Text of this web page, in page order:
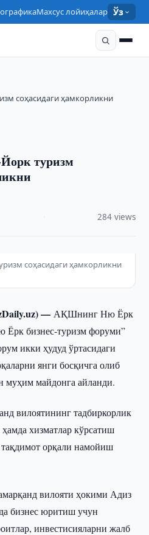
Махсус лойиҳалар Ўз
соҳасидаги ҳамкорликни
туризм
284 views
соҳасидаги ҳамкорликни
—АҚШнинг Ню Ёрк
Ёрк бизнес-туризм форуми”
икки ҳудуд ўртасидаги
янги босқичга олиб
муҳим майдонга айланди.
вилоятининг тадбиркорлик
хизматлар кўрсатиш
орқали намойиш
вилояти ҳокими Адиз
бизнес юритиш учун
инвестисияларни жалб